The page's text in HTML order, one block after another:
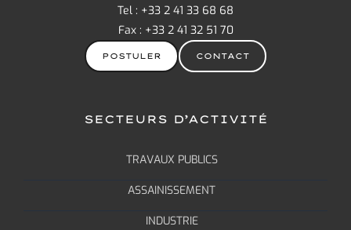
Tel : +33 2 41 33 68 68
Fax : +33 2 41 32 51 70
POSTULER CONTACT
SECTEURS D’ACTIVITÉ
TRAVAUX PUBLICS
ASSAINISSEMENT
INDUSTRIE